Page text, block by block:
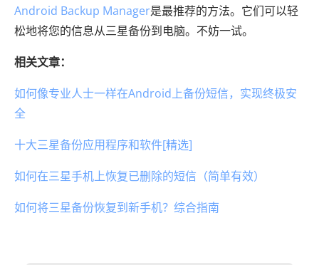
Android Backup Manager是最推荐的方法。它们可以轻
松地将您的信息从三星备份到电脑。不妨一试。
相关文章：
如何像专业人士一样在Android上备份短信，实现终极安
全
十大三星备份应用程序和软件[精选]
如何在三星手机上恢复已删除的短信（简单有效）
如何将三星备份恢复到新手机？综合指南